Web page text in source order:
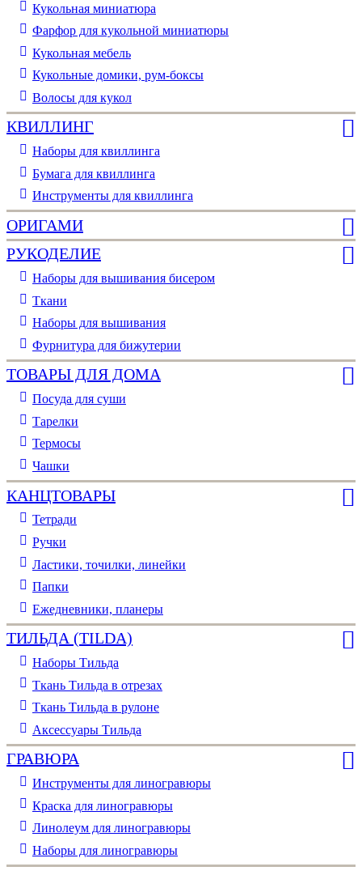
Кукольная миниатюра
Фарфор для кукольной миниатюры
Кукольная мебель
Кукольные домики, рум-боксы
Волосы для кукол
КВИЛЛИНГ
Наборы для квиллинга
Бумага для квиллинга
Инструменты для квиллинга
ОРИГАМИ
РУКОДЕЛИЕ
Наборы для вышивания бисером
Ткани
Наборы для вышивания
Фурнитура для бижутерии
ТОВАРЫ ДЛЯ ДОМА
Посуда для суши
Тарелки
Термосы
Чашки
КАНЦТОВАРЫ
Тетради
Ручки
Ластики, точилки, линейки
Папки
Ежедневники, планеры
ТИЛЬДА (TILDA)
Наборы Тильда
Ткань Тильда в отрезах
Ткань Тильда в рулоне
Аксессуары Тильда
ГРАВЮРА
Инструменты для линогравюры
Краска для линогравюры
Линолеум для линогравюры
Наборы для линогравюры